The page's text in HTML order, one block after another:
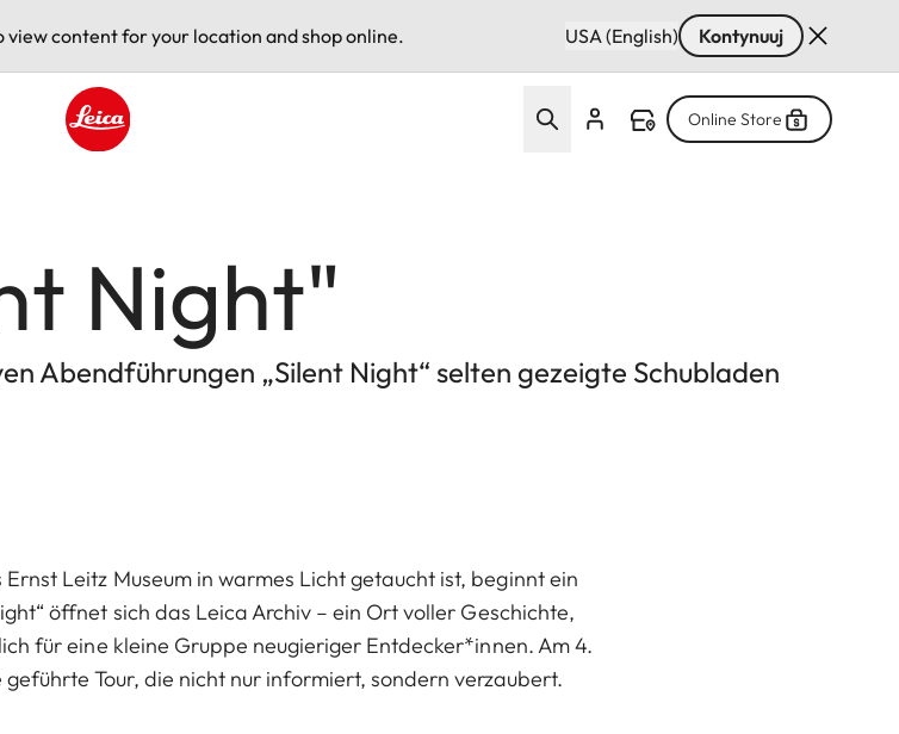
content for your location and shop online. USA (English) Kontynuuj
Online Store
Night"
Abendführungen „Silent Night“ selten gezeigte Schubladen
Leitz Museum in warmes Licht getaucht ist, beginnt ein
öffnet sich das Leica Archiv – ein Ort voller Geschichte,
für eine kleine Gruppe neugieriger Entdecker*innen. Am 4.
Tour, die nicht nur informiert, sondern verzaubert.